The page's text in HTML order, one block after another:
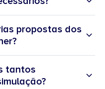
propostas dos
tantos